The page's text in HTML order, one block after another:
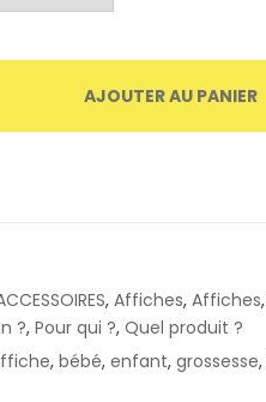
AJOUTER AU PANIER
, Affiches, Affiches,
?, Pour qui ?, Quel produit ?
, bébé, enfant, grossesse,